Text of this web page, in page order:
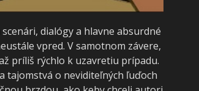
dialógy a hlavne absurdné
vpred. V samotnom závere,
príliš rýchlo k uzavretiu prípadu.
tajomstvá o neviditeľných ľuďoch